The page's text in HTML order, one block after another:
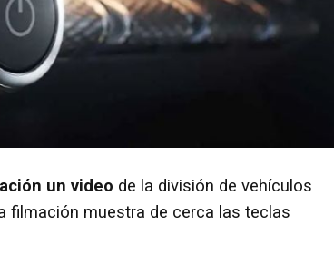
un video de la división de vehículos
filmación muestra de cerca las teclas